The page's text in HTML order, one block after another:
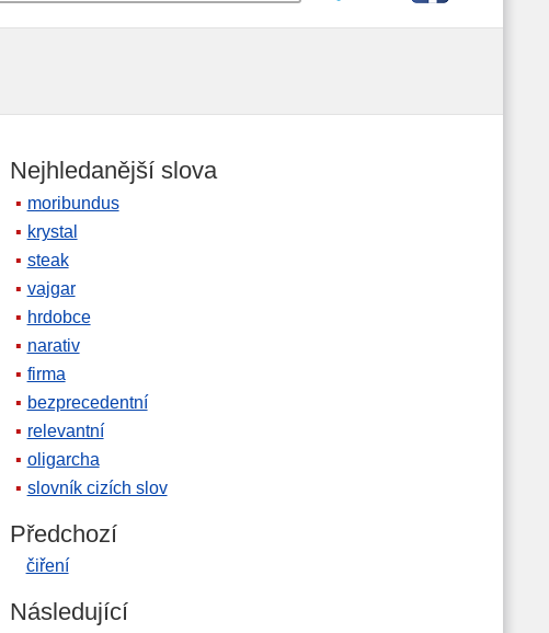
Nejhledanější slova
moribundus
krystal
steak
vajgar
hrdobce
narativ
firma
bezprecedentní
relevantní
oligarcha
slovník cizích slov
Předchozí
čiření
Následující